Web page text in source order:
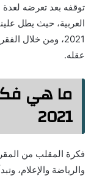
توقفه بعد تعرضه
العربية، حيث يطل
2021، ومن خلال
عقله.
ما هي
2021
فكرة المقلب من
والرياضة والإعلام،